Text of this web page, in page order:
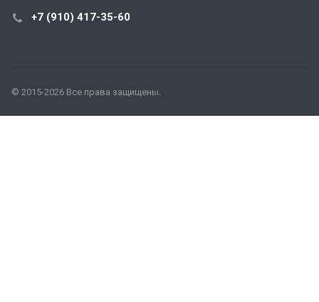
+7 (910) 417-35-60
© 2015-2026 Все права защищены.